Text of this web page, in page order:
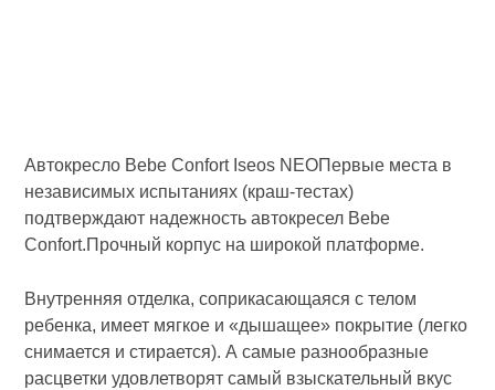
Автокресло Bebe Confort Iseos NEOПервые места в
независимых испытаниях (краш-тестах)
подтверждают надежность автокресел Bebe
Confort.Прочный корпус на широкой платформе.
Внутренняя отделка, соприкасающаяся с телом
ребенка, имеет мягкое и «дышащее» покрытие (легко
снимается и стирается). А самые разнообразные
расцветки удовлетворят самый взыскательный вкус